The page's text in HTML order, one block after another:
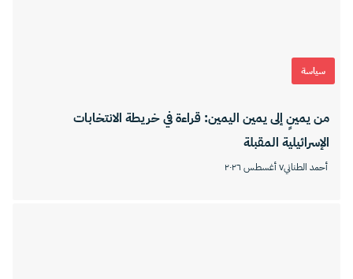
سياسة
من يمينٍ إلى يمين اليمين: قراءة في خريطة الانتخابات
الإسرائيلية المقبلة
أحمد الطناني٧ أغسطس ٢٠٢٦